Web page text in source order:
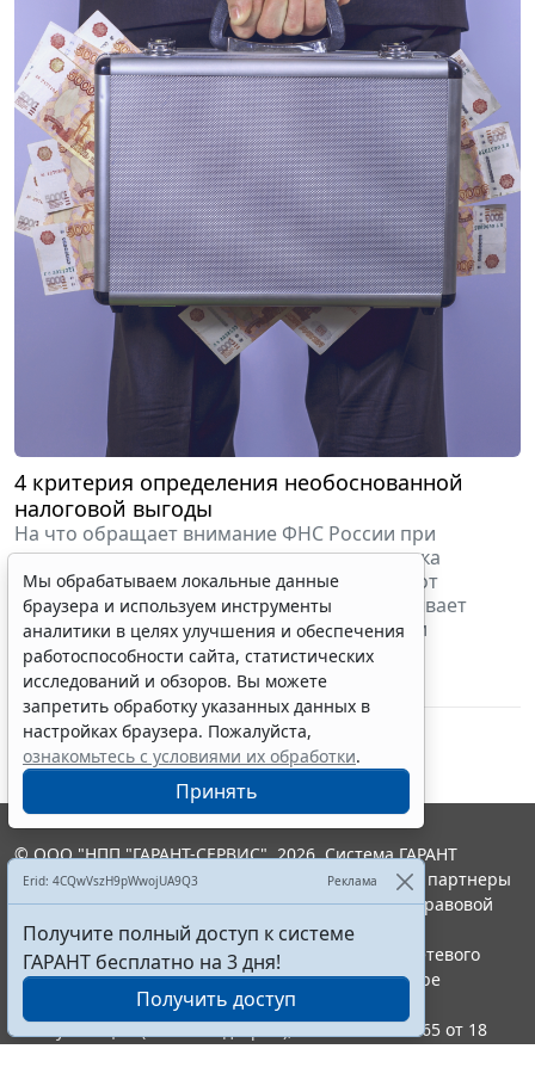
4 критерия определения необоснованной
налоговой выгоды
На что обращает внимание ФНС России при
проверке налогоплательщиков, какая сделка
признается реальной и как не пострадать от
контрагента-мошенника. Об этом рассказывает
специалист по взаимодействию с органами
государственной власти, юрист Александр
Хаминский.
10 июня 2024 Налоги и бухучет
Мы обрабатываем локальные данные
браузера и используем инструменты
аналитики в целях улучшения и обеспечения
работоспособности сайта, статистических
исследований и обзоров. Вы можете
запретить обработку указанных данных в
настройках браузера. Пожалуйста,
ознакомьтесь с условиями их обработки.
Принять
Erid: 4CQwVszH9pWwojUA9Q3 Реклама
Получите полный доступ к системе
ГАРАНТ бесплатно на 3 дня!
Получить доступ
© ООО "НПП "ГАРАНТ-СЕРВИС", 2026. Система ГАРАНТ
выпускается с 1990 года. Компания "Гарант" и ее партнеры
являются участниками Российской ассоциации правовой
информации ГАРАНТ.
Портал ГАРАНТ.РУ зарегистрирован в качестве сетевого
издания Федеральной службой по надзору в сфере
связи,информационных технологий и массовых
коммуникаций (Роскомнадзором), Эл № ФС77-58365 от 18